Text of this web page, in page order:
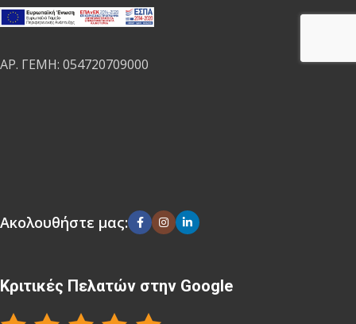
ΑΡ. ΓΕΜΗ: 054720709000
Ακολουθήστε μας:
Κριτικές Πελατών στην Google